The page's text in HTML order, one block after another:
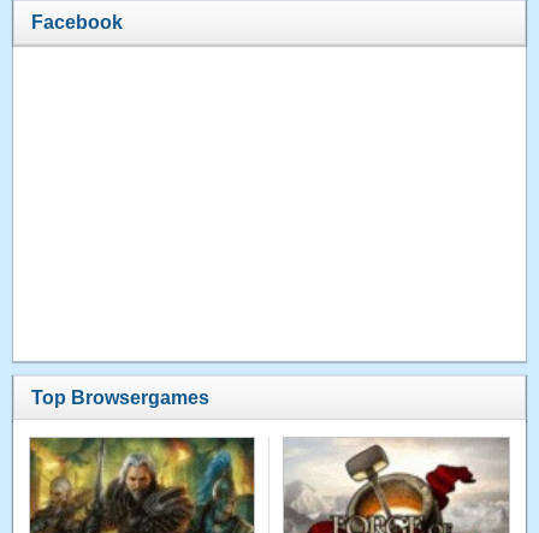
Facebook
Top Browsergames